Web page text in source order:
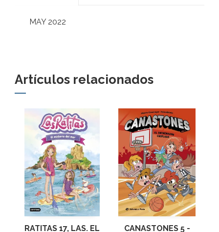
MAY 2022
Artículos relacionados
RATITAS 17, LAS. EL
CANASTONES 5 -